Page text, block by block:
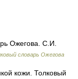
Ожегова. С.И.
словарь Ожегова
кожи. Толковый